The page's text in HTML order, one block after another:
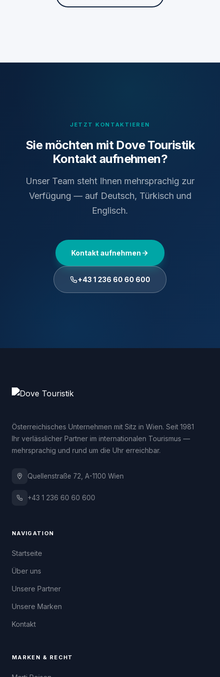
JETZT KONTAKTIEREN
Sie möchten mit Dove Touristik
Kontakt aufnehmen?
Unser Team steht Ihnen mehrsprachig zur
Verfügung — auf Deutsch, Türkisch und
Englisch.
Kontakt aufnehmen
+43 1 236 60 60 600
Österreichisches Unternehmen mit Sitz in Wien. Seit 1981
Ihr verlässlicher Partner im internationalen Tourismus —
mehrsprachig und rund um die Uhr erreichbar.
Quellenstraße 72, A-1100 Wien
+43 1 236 60 60 600
NAVIGATION
Startseite
Über uns
Unsere Partner
Unsere Marken
Kontakt
MARKEN & RECHT